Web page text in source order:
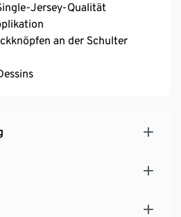
Jersey-Qualität
an der Schulter